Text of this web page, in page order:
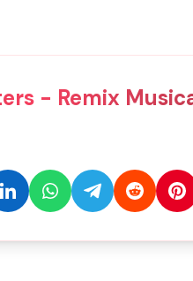
- Remix